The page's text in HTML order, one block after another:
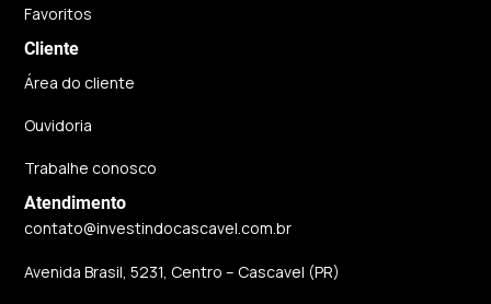
Favoritos
Cliente
Área do cliente
Ouvidoria
Trabalhe conosco
Atendimento
contato@investindocascavel.com.br
Avenida Brasil, 5231, Centro – Cascavel (PR)